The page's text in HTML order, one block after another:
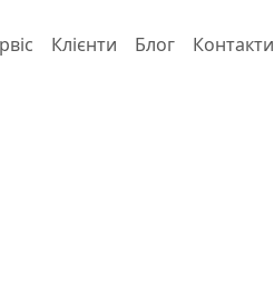
Клієнти Блог Контакти